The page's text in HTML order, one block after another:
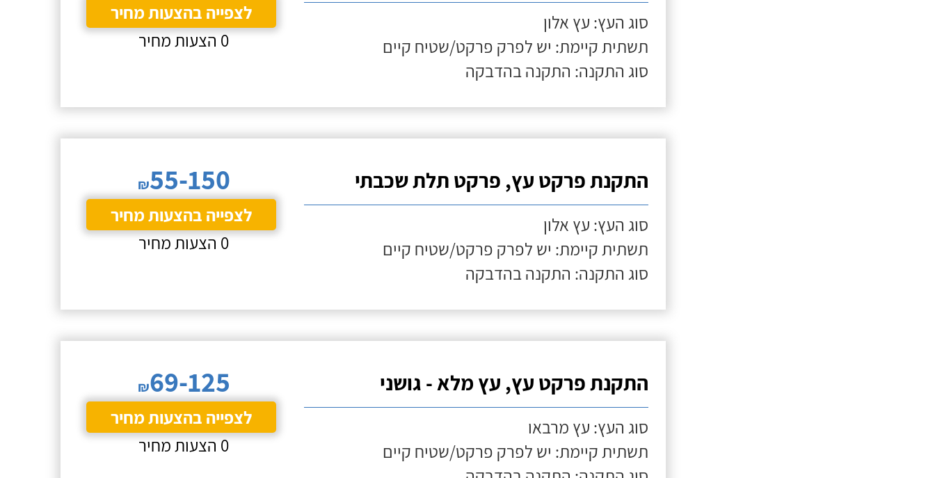
סוג העץ: עץ אלון
תשתית קיימת: יש לפרק פרקט/שטיח קיים
סוג התקנה: התקנה בהדבקה
לצפייה בהצעות מחיר
0 הצעות מחיר
התקנת פרקט עץ, פרקט תלת שכבתי
סוג העץ: עץ אלון
תשתית קיימת: יש לפרק פרקט/שטיח קיים
סוג התקנה: התקנה בהדבקה
₪55-150
לצפייה בהצעות מחיר
0 הצעות מחיר
התקנת פרקט עץ, עץ מלא - גושני
סוג העץ: עץ מרבאו
תשתית קיימת: יש לפרק פרקט/שטיח קיים
₪69-125
לצפייה בהצעות מחיר
0 הצעות מחיר